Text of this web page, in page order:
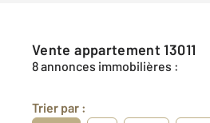
Vente appartement 13011
8 annonces immobilières :
Trier par :